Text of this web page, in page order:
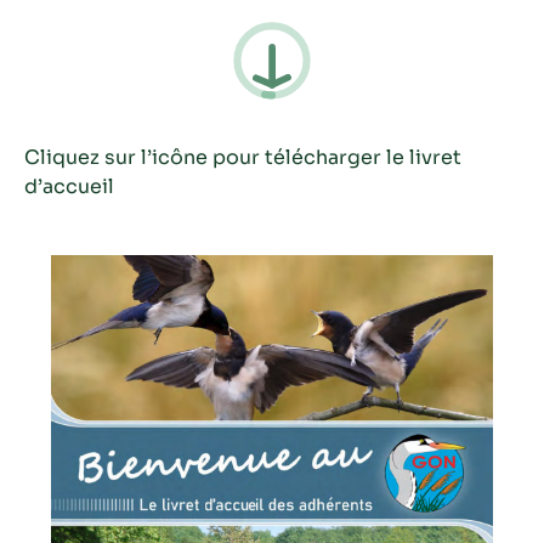
Cliquez sur l’icône pour télécharger le livret
d’accueil